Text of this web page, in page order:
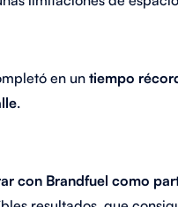
en un tiempo
.
con Brandfuel como